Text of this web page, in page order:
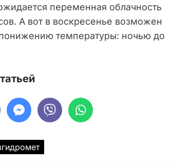
переменная облачность
А вот в воскресенье возможен
температуры: ночью до